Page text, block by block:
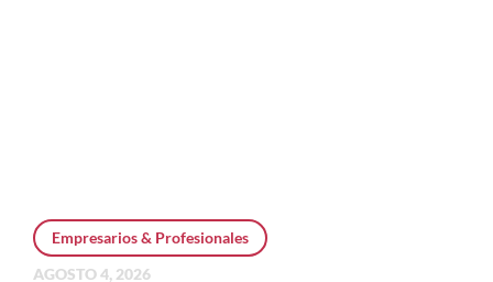
Empresarios & Profesionales
AGOSTO 4, 2026